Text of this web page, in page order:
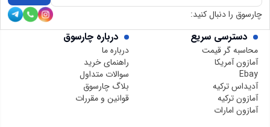
دسترسی سریع
محاسبه گر قیمت
آمازون آمریکا
Ebay
آدیداس ترکیه
آمازون ترکیه
آمازون امارات
درباره چارسوق
درباره ما
راهنمای خرید
سوالات متداول
بلاگ چارسوق
قوانین و مقررات
چارسوق را دنبال کنید: